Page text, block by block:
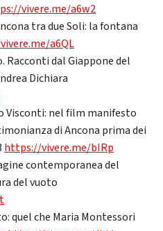
vivere.me/a6w2
tra due Soli: la fontana
a6QL
Racconti dal Giappone del
Dichiara
Visconti: nel film manifesto
di Ancona prima dei
https://vivere.me/bIRp
contemporanea del
del vuoto
quel che Maria Montessori